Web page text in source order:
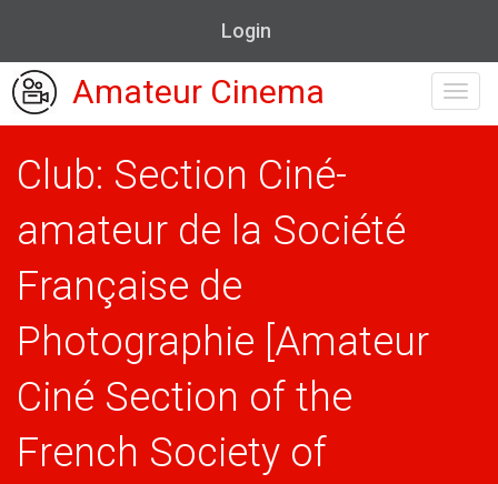
Login
Amateur Cinema
Club: Section Ciné-
amateur de la Société
Française de
Photographie [Amateur
Ciné Section of the
French Society of